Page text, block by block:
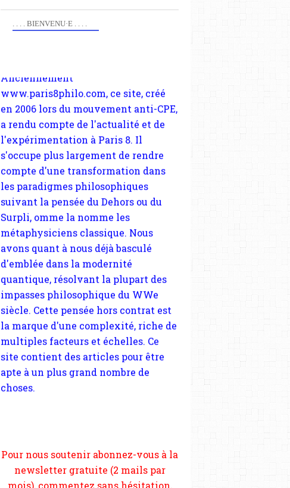
. . . . BIENVENU·E . . . .
Anciennement
www.paris8philo.com, ce site, créé
s'occupe plus largement de rendre
compte d'une transformation dans
les paradigmes philosophiques
suivant la pensée du Dehors ou du
Surpli, omme la nomme les
métaphysiciens classique. Nous
avons quant à nous déjà basculé
d'emblée dans la modernité
quantique, résolvant la plupart des
impasses philosophique du WWe
siècle. Cette pensée hors contrat est
la marque d'une complexité, riche de
multiples facteurs et échelles. Ce
site contient des articles pour être
apte à un plus grand nombre de
choses.
et si vous le pouvez faîtes des liens
depuis votre site.